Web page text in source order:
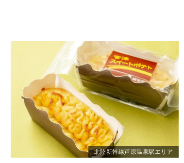
北陸新幹線芦原温泉駅エリア